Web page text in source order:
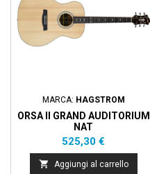
MARCA: HAGSTROM
ORSA II GRAND AUDITORIUM
NAT
Prezzo
525,30 €
 Aggiungi al carrello